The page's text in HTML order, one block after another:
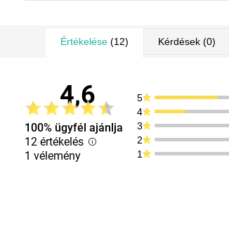
Értékelése (12) Kérdések (0)
4,6
100% ügyfél ajánlja
12 értékelés
1 vélemény
5
4
3
2
1